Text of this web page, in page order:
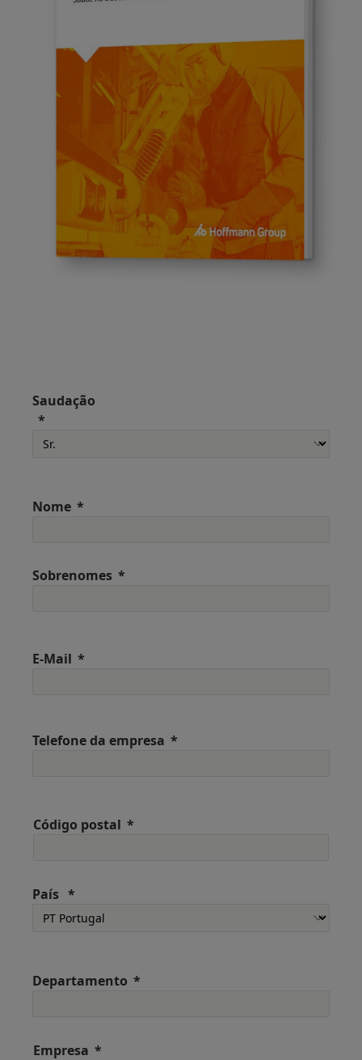
Saudação
Nome
Sobrenomes
E-Mail
Telefone da empresa
Código postal
País
Departamento
Empresa